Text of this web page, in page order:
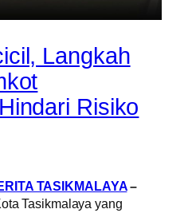
Langkah
Risiko
TASIKMALAYA–
Tasikmalaya yang